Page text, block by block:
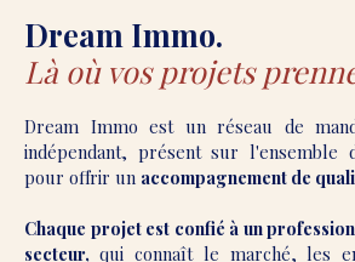
Dream Immo.
Là où vos projets
Dream Immo est un réseau de
indépendant, présent sur l'ensemble
pour offrir un accompagnement de
Chaque projet est confié à un
secteur, qui connaît le marché, les